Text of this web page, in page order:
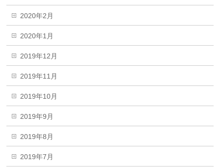
2020年2月
2020年1月
2019年12月
2019年11月
2019年10月
2019年9月
2019年8月
2019年7月